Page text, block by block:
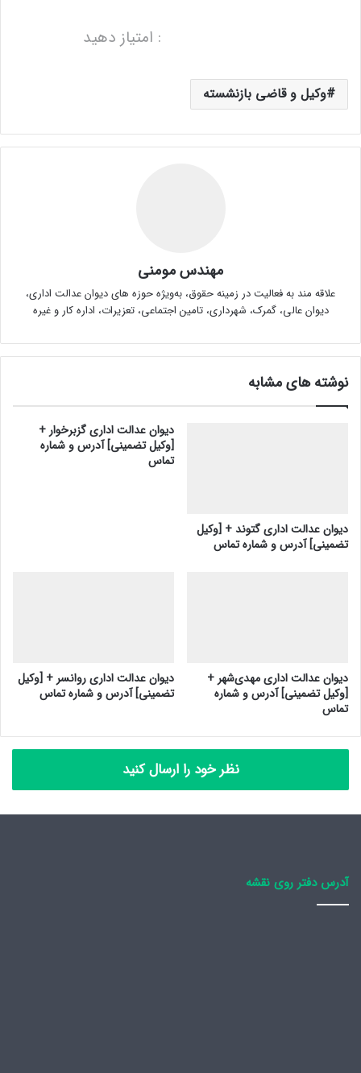
: امتیاز دهید
وکیل و قاضی بازنشسته
مهندس مومنی
علاقه مند به فعالیت در زمینه حقوق، به‌ویژه حوزه های دیوان عدالت اداری،
دیوان عالی، گمرک، شهرداری، تامین اجتماعی، تعزیرات، اداره کار و غیره
نوشته های مشابه
دیوان عدالت اداری گتوند + [وکیل
تضمینی] آدرس و شماره تماس
دیوان عدالت اداری گزبرخوار +
[وکیل تضمینی] آدرس و شماره
تماس
دیوان عدالت اداری مهدی‌شهر +
[وکیل تضمینی] آدرس و شماره
تماس
دیوان عدالت اداری روانسر + [وکیل
تضمینی] آدرس و شماره تماس
نظر خود را ارسال کنید
آدرس دفتر روی نقشه